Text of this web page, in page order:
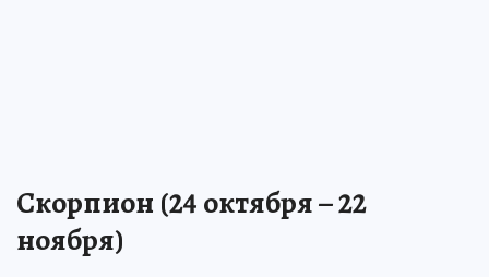
Скорпион (24 октября – 22
ноября)